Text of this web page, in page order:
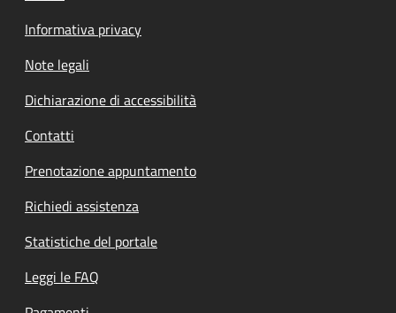
Informativa privacy
Note legali
Dichiarazione di accessibilità
Contatti
Prenotazione appuntamento
Richiedi assistenza
Statistiche del portale
Leggi le FAQ